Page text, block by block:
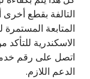
التالفة بقطع
المتابعة
الاسكندرية
اتصل على رقم
الدعم اللازم.